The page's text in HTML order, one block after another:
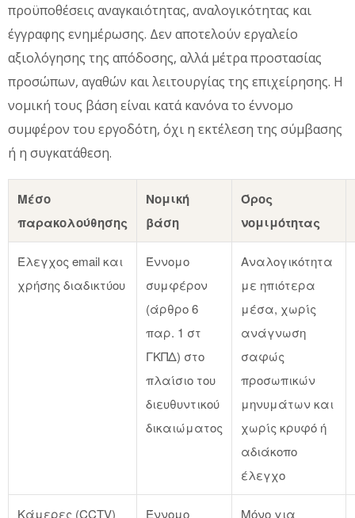
προϋποθέσεις αναγκαιότητας, αναλογικότητας και
έγγραφης ενημέρωσης. Δεν αποτελούν εργαλείο
αξιολόγησης της απόδοσης, αλλά μέτρα προστασίας
προσώπων, αγαθών και λειτουργίας της επιχείρησης. Η
νομική τους βάση είναι κατά κανόνα το έννομο
συμφέρον του εργοδότη, όχι η εκτέλεση της σύμβασης
ή η συγκατάθεση.
Μέσο
παρακολούθησης
Νομική
βάση
Όρος
νομιμότητας
Έλεγχος email και
χρήσης διαδικτύου
Έννομο
συμφέρον
(άρθρο 6
παρ. 1 στ
ΓΚΠΔ) στο
πλαίσιο του
διευθυντικού
δικαιώματος
Αναλογικότητα
με ηπιότερα
μέσα, χωρίς
ανάγνωση
σαφώς
προσωπικών
μηνυμάτων και
χωρίς κρυφό ή
αδιάκοπο
έλεγχο
Κάμερες (CCTV) Έννομο Μόνο για